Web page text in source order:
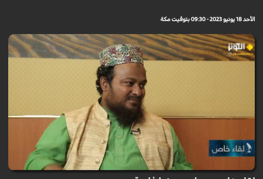
الأحد 18 يونيو 2023 - 09:30 بتوقيت مكة